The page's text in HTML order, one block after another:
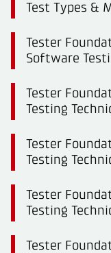
Test Types &
Tester
Software
Tester
Testing
Tester
Testing
Tester
Testing
Tester